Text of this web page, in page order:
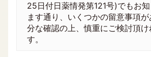
25日付日薬情発第121号)でもお
ます通り、いくつかの留意事項
分な確認の上、慎重にご検討頂
す。